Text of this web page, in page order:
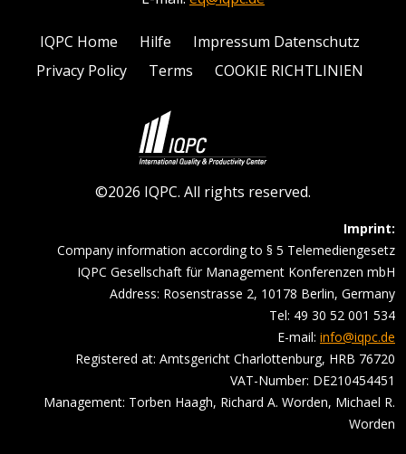
IQPC Home Hilfe
Impressum Datenschutz
Privacy Policy
Terms COOKIE RICHTLINIEN
©2026 IQPC. All rights reserved.
Imprint:
Company information according to § 5 Telemediengesetz
IQPC Gesellschaft für Management Konferenzen mbH
Address: Rosenstrasse 2, 10178 Berlin, Germany
Tel: 49 30 52 001 534
E-mail: info@iqpc.de
Registered at: Amtsgericht Charlottenburg, HRB 76720
VAT-Number: DE210454451
Management: Torben Haagh, Richard A. Worden, Michael R.
Worden